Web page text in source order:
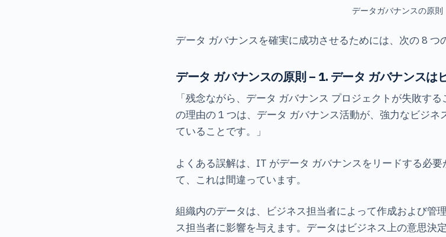
データガバナンスの原則
データ ガバナンスを確実に成功させるためには、次の 8 つ
データ ガバナンスの原則 – 1. データ ガバナンスは
「残念ながら、データ ガバナンス プロジェクトが失敗す
の理由の 1 つは、データ ガバナンス活動が、強力なビジ
ていることです。」
よくある誤解は、IT がデータ ガバナンスをリードする必
て、これは間違っています。
組織内のデータは、ビジネス担当者によって作成および管
ス担当者に影響を与えます。データはビジネス上の意思決